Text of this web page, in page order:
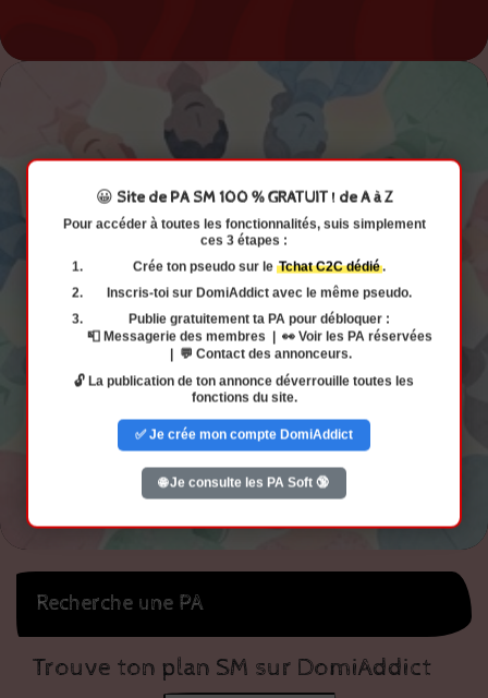
Recherche une PA
Trouve ton plan SM sur DomiAddict
😀 Site de PA SM 100 % GRATUIT ! de A à Z
Pour accéder à toutes les fonctionnalités, suis simplement
ces 3 étapes :
Crée ton pseudo sur le Tchat C2C dédié.
Inscris-toi sur DomiAddict avec le même pseudo.
Publie gratuitement ta PA pour débloquer :
📮 Messagerie des membres | 👀 Voir les PA réservées
| 💬 Contact des annonceurs.
🔓 La publication de ton annonce déverrouille toutes les
fonctions du site.
✅ Je crée mon compte DomiAddict
🌐 Je consulte les PA Soft 🔞